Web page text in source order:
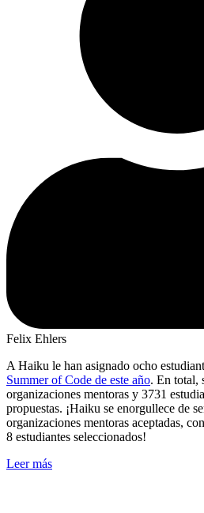
Felix Ehlers
A Haiku le han asignado ocho
Summer of Code de este año. En total,
organizaciones mentoras y 3731
propuestas. ¡Haiku se enorgullece de
organizaciones mentoras aceptadas,
8 estudiantes seleccionados!
Leer más